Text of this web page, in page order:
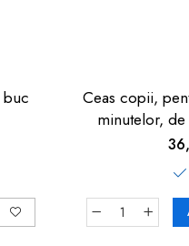
Ceas copii,
minutelor,